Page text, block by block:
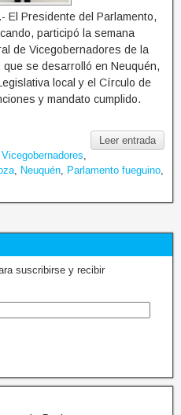
El Presidente del Parlamento,
participó la semana
de Vicegobernadores de la
se desarrolló en Neuquén,
local y el Círculo de
y mandato cumplido.
Leer entrada
Neuquén Parlamento fueguino
suscribirse y recibir